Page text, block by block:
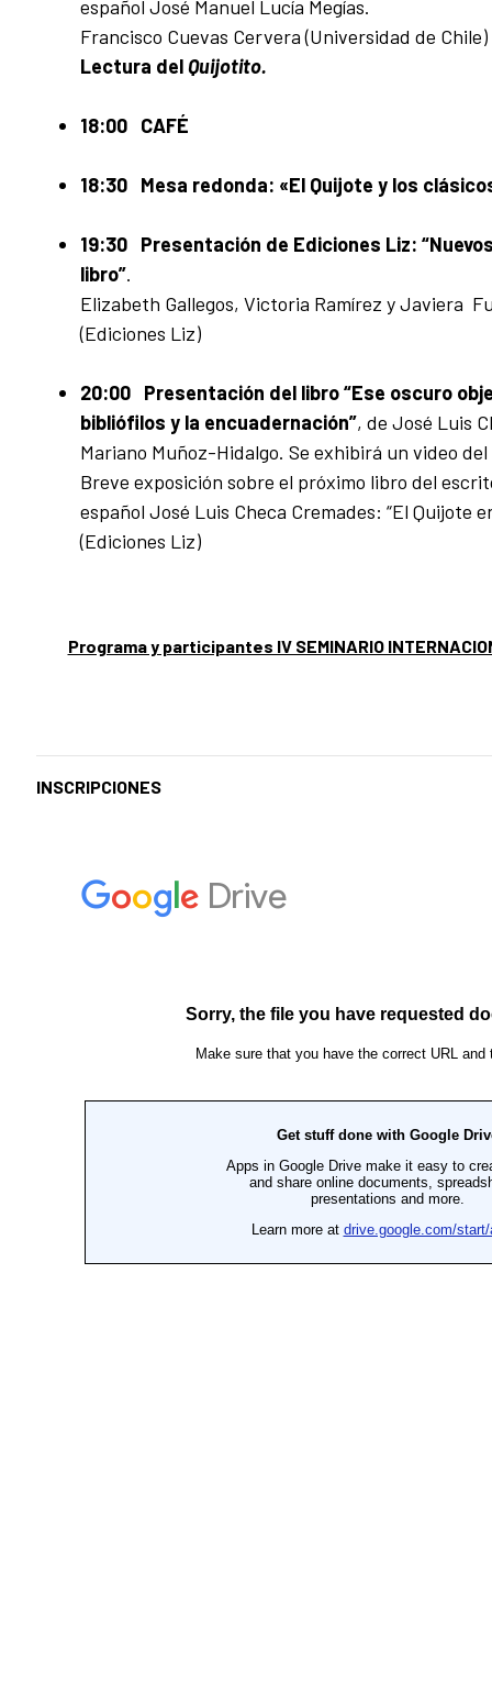
español José Manuel Lucía Megías.
Francisco Cuevas Cervera (Universidad de Chile)
Lectura delQuijotito.
18:00 CAFÉ
18:30 Mesa redonda: «El Quijote y los
19:30 Presentación de Ediciones Liz:
libro”.
Elizabeth Gallegos, Victoria Ramírez y Javiera
(Ediciones Liz)
20:00 Presentación del libro “Ese oscuro
bibliófilos y la encuadernación”, de José Luis
Mariano Muñoz-Hidalgo. Se exhibirá un video
Breve exposición sobre el próximo libro del
español José Luis Checa Cremades: “El Quijote
(Ediciones Liz)
Programa y participantes IV SEMINARIO
INSCRIPCIONES